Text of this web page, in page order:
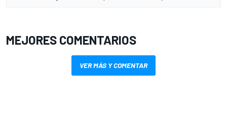
MEJORES COMENTARIOS
VER MÁS Y COMENTAR